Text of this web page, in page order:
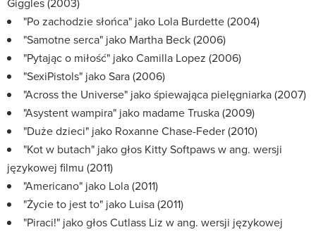
"Po zachodzie słońca" jako Lola Burdette (2004)
"Samotne serca" jako Martha Beck (2006)
"Pytając o miłość" jako Camilla Lopez (2006)
"SexiPistols" jako Sara (2006)
"Across the Universe" jako śpiewająca pielęgniarka (2007)
"Asystent wampira" jako madame Truska (2009)
"Duże dzieci" jako Roxanne Chase-Feder (2010)
"Kot w butach" jako głos Kitty Softpaws w ang. wersji
językowej filmu (2011)
"Americano" jako Lola (2011)
"Życie to jest to" jako Luisa (2011)
"Piraci!" jako głos Cutlass Liz w ang. wersji językowej